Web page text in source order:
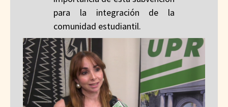
para la integración de la
comunidad estudiantil.